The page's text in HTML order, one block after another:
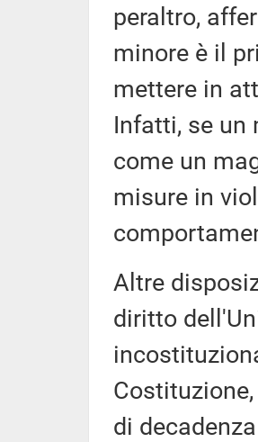
peraltro,
minore è il
mettere in
Infatti, se un
come un
misure in
Altre
diritto
di